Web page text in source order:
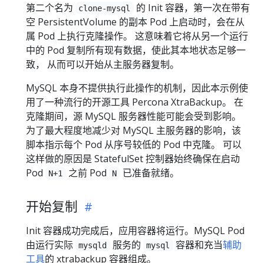
第二个名为
clone-mysql
的 Init 容器，第一次在带有
空 PersistentVolume 的副本 Pod 上启动时，会在从
属 Pod 上执行克隆操作。 这意味着它将从另一个运行
中的 Pod 复制所有现有数据，使此其本地状态足够一
致， 从而可以开始从主服务器复制。
MySQL 本身不提供执行此操作的机制，因此本示例使
用了一种流行的开源工具 Percona XtraBackup。 在
克隆期间，源 MySQL 服务器性能可能会受到影响。
为了最大程度地减少对 MySQL 主服务器的影响，该
脚本指示每个 Pod 从序号较低的 Pod 中克隆。 可以
这样做的原因是 StatefulSet 控制器始终确保在启动
Pod
N+1 之前 Pod N 已准备就绪。
开始复制
Init 容器成功完成后，应用容器将运行。MySQL Pod
由运行实际 mysqld 服务的 mysql 容器和充当辅助
工具的 xtrabackup 容器组成。